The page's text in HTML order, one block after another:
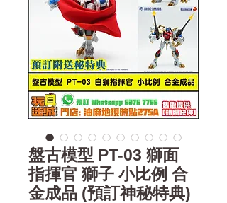
盤古模型 PT-03 獅面
指揮官 獅子 小比例 合
金成品 (預訂神秘特典)